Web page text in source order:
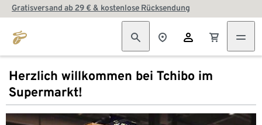
Gratisversand ab 29 € & kostenlose Rücksendung
Herzlich willkommen bei Tchibo im
Supermarkt!